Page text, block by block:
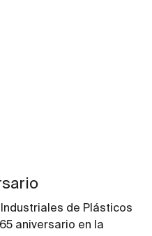
de Plásticos
aniversario en la